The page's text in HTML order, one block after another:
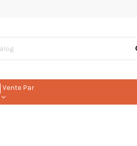
Vente Par